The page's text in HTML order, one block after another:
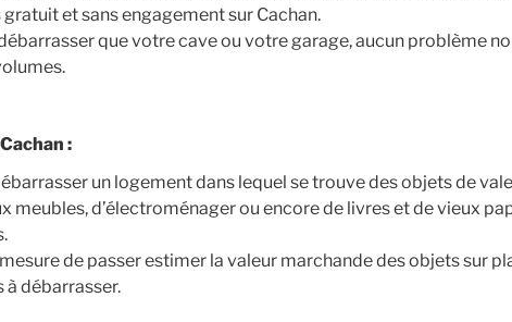
et sans engagement sur Cachan.
que votre cave ou votre garage, aucun problème
:
un logement dans lequel se trouve des objets de
meubles, d’électroménager ou encore de livres et de vieux
de passer estimer la valeur marchande des objets sur
débarrasser.